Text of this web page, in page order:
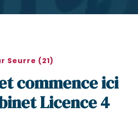
Seurre (21)
commence ici
Licence 4